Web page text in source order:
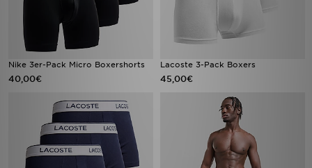
Nike 3er-Pack Micro Boxershorts
40,00€
Lacoste 3-Pack Boxers
45,00€